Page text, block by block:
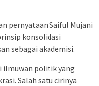
pernyataan Saiful Mujani
konsolidasi
sebagai akademisi.
ilmuwan politik yang
Salah satu cirinya